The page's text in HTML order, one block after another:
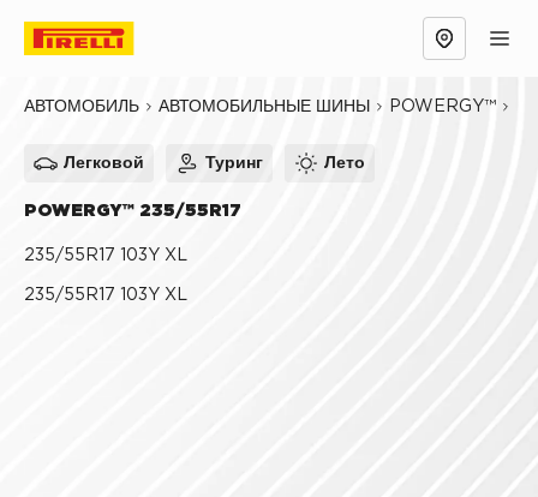
АВТОМОБИЛЬ АВТОМОБИЛЬНЫЕ ШИНЫ POWERGY™
Легковой Туринг Лето
POWERGY™ 235/55R17
235/55R17 103Y XL
235/55R17 103Y XL